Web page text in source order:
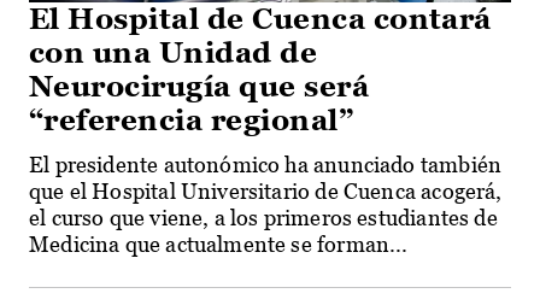
El Hospital de Cuenca contará
con una Unidad de
Neurocirugía que será
“referencia regional”
El presidente autonómico ha anunciado también
que el Hospital Universitario de Cuenca acogerá,
el curso que viene, a los primeros estudiantes de
Medicina que actualmente se forman...